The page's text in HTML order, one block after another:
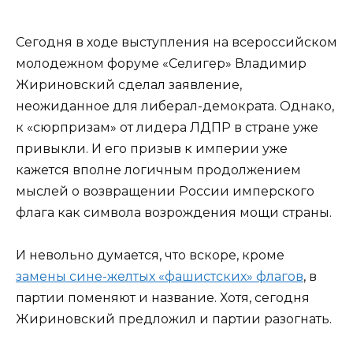
Сегодня в ходе выступления на всероссийском
молодежном форуме «Селигер» Владимир
Жириновский сделал заявление,
неожиданное для либерал-демократа. Однако,
к «сюрпризам» от лидера ЛДПР в стране уже
привыкли. И его призыв к империи уже
кажется вполне логичным продолжением
мыслей о возвращении России имперского
флага как символа возрождения мощи страны.
И невольно думается, что вскоре, кроме
замены сине-желтых «фашистских» флагов, в
партии поменяют и название. Хотя, сегодня
Жириновский предложил и партии разогнать.